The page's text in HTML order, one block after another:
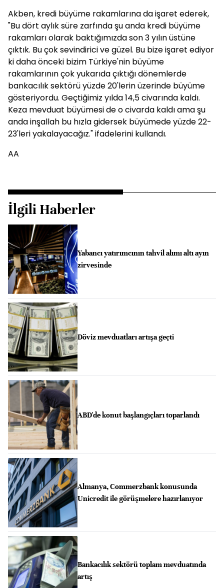
Akben, kredi büyüme rakamlarına da işaret ederek,
"Bu dört aylık süre zarfında şu anda kredi büyüme
rakamları olarak baktığımızda son 3 yılın üstüne
çıktık. Bu çok sevindirici ve güzel. Bu bize işaret ediyor
ki daha önceki bizim Türkiye'nin büyüme
rakamlarının çok yukarıda çıktığı dönemlerde
bankacılık sektörü yüzde 20'lerin üzerinde büyüme
gösteriyordu. Geçtiğimiz yılda 14,5 civarında kaldı.
Keza mevduat büyümesi de o civarda kaldı ama şu
anda inşallah bu hızla gidersek büyümede yüzde 22-
23'leri yakalayacağız." ifadelerini kullandı.
AA
İlgili Haberler
Yabancı yatırımcının tahvil alımı altı ayın
zirvesinde
Döviz mevduatları artışa geçti
ABD'de konut başlangıçları toparlandı
Almanya, Commerzbank konusunda
Unicredit ile görüşmelere hazırlanıyor
Bankacılık sektörü toplam mevduatında
artış